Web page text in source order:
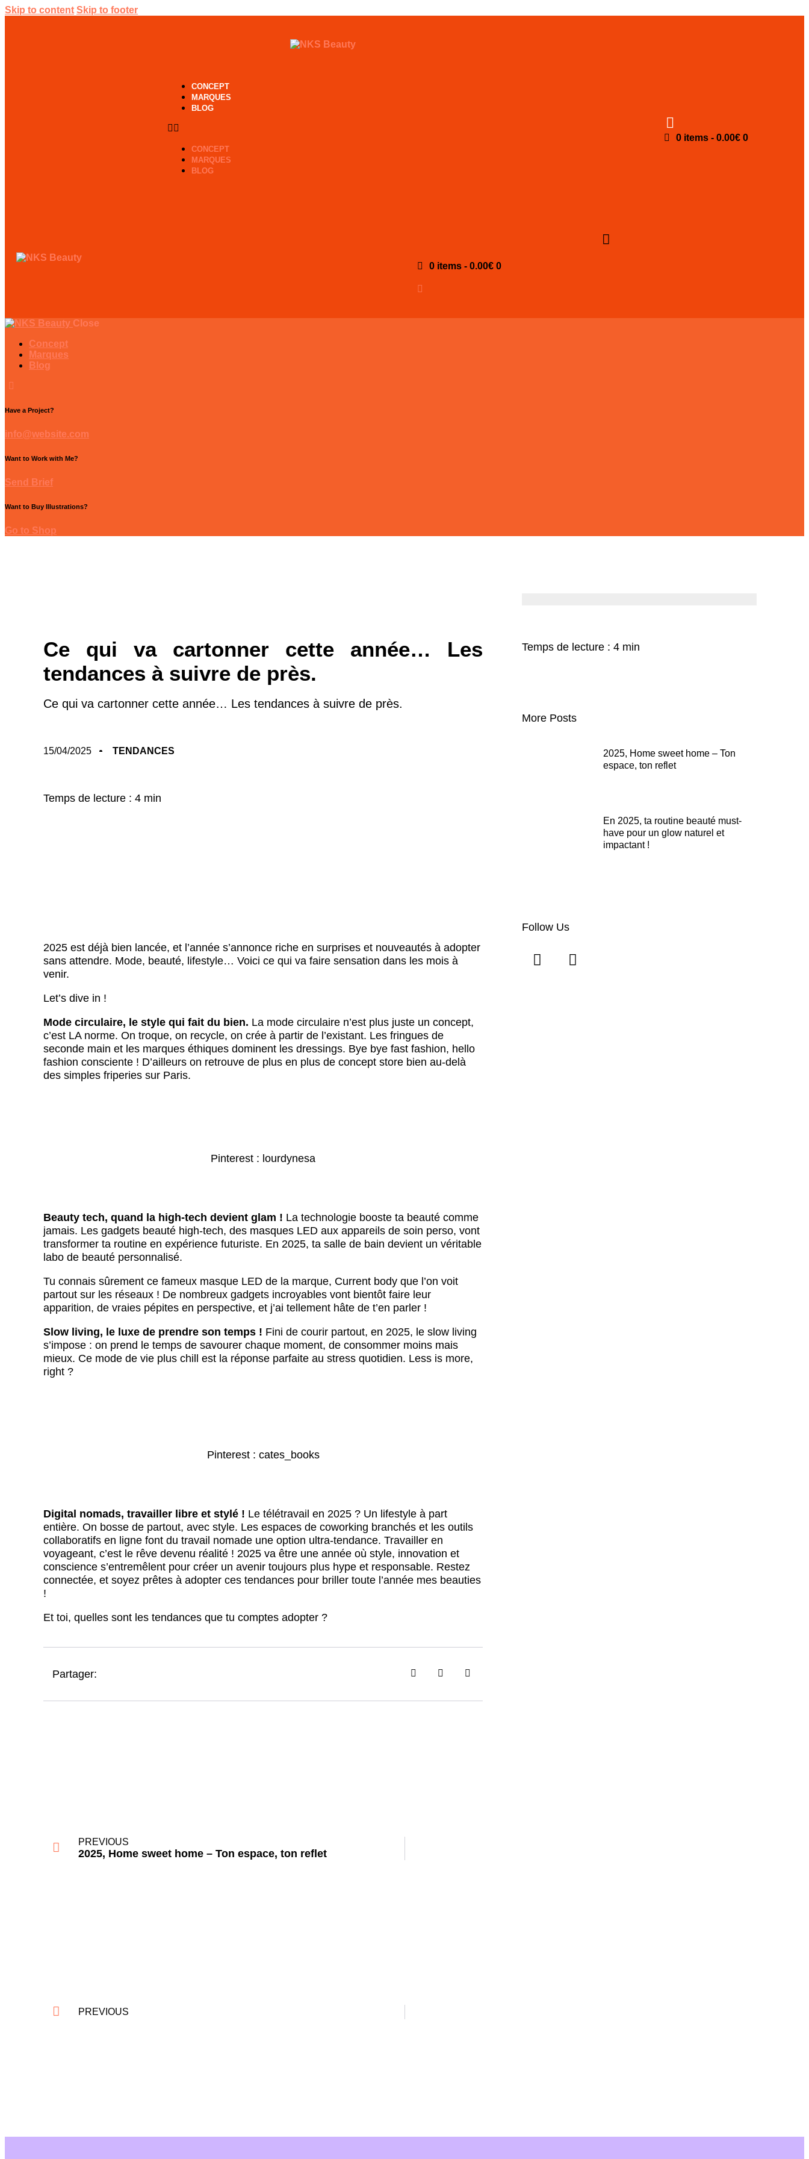
Skip to content Skip to footer
CONCEPT
MARQUES
BLOG
CONCEPT
MARQUES
BLOG
0 items - 0.00€ 0
0 items - 0.00€ 0
Close
Concept
Marques
Blog
Have a Project?
info@website.com
Want to Work with Me?
Send Brief
Want to Buy Illustrations?
Go to Shop
Ce qui va cartonner cette année… Les
tendances à suivre de près.
Ce qui va cartonner cette année… Les tendances à suivre de près.
15/04/2025 TENDANCES
Temps de lecture : 4 min
2025 est déjà bien lancée, et l’année s’annonce riche en surprises et nouveautés à adopter
sans attendre. Mode, beauté, lifestyle… Voici ce qui va faire sensation dans les mois à
venir.
Let’s dive in !
Mode circulaire, le style qui fait du bien. La mode circulaire n’est plus juste un concept,
c’est LA norme. On troque, on recycle, on crée à partir de l’existant. Les fringues de
seconde main et les marques éthiques dominent les dressings. Bye bye fast fashion, hello
fashion consciente ! D’ailleurs on retrouve de plus en plus de concept store bien au-delà
des simples friperies sur Paris.
Pinterest : lourdynesa
Beauty tech, quand la high-tech devient glam ! La technologie booste ta beauté comme
jamais. Les gadgets beauté high-tech, des masques LED aux appareils de soin perso, vont
transformer ta routine en expérience futuriste. En 2025, ta salle de bain devient un véritable
labo de beauté personnalisé.
Tu connais sûrement ce fameux masque LED de la marque, Current body que l’on voit
partout sur les réseaux ! De nombreux gadgets incroyables vont bientôt faire leur
apparition, de vraies pépites en perspective, et j’ai tellement hâte de t’en parler !
Slow living, le luxe de prendre son temps ! Fini de courir partout, en 2025, le slow living
s’impose : on prend le temps de savourer chaque moment, de consommer moins mais
mieux. Ce mode de vie plus chill est la réponse parfaite au stress quotidien. Less is more,
right ?
Pinterest : cates_books
Digital nomads, travailler libre et stylé ! Le télétravail en 2025 ? Un lifestyle à part
entière. On bosse de partout, avec style. Les espaces de coworking branchés et les outils
collaboratifs en ligne font du travail nomade une option ultra-tendance. Travailler en
voyageant, c’est le rêve devenu réalité ! 2025 va être une année où style, innovation et
conscience s’entremêlent pour créer un avenir toujours plus hype et responsable. Restez
connectée, et soyez prêtes à adopter ces tendances pour briller toute l’année mes beauties
!
Et toi, quelles sont les tendances que tu comptes adopter ?
Partager:
Temps de lecture : 4 min
More Posts
2025, Home sweet home – Ton
espace, ton reflet
En 2025, ta routine beauté must-
have pour un glow naturel et
impactant !
Follow Us
PREVIOUS
2025, Home sweet home – Ton espace, ton reflet
PREVIOUS